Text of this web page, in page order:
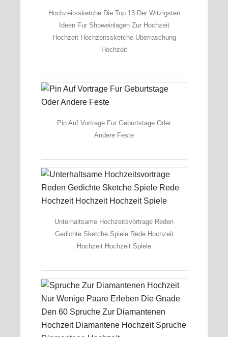
Hochzeitssketche Die Top 13 Der Witzigsten
Ideen Fur Showeinlagen Zur Hochzeit
Hochzeit Hochzeitssketche Uberraschung
Hochzeit
Pin Auf Vortrage Fur Geburtstage Oder
Andere Feste
Unterhaltsame Hochzeitsvortrage Reden
Gedichte Sketche Spiele Rede Hochzeit
Hochzeit Hochzeit Spiele